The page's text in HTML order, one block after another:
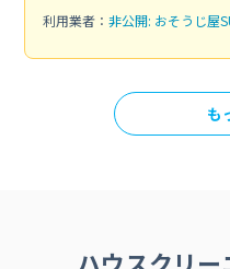
利用業者： 非公開: おそうじ屋
も